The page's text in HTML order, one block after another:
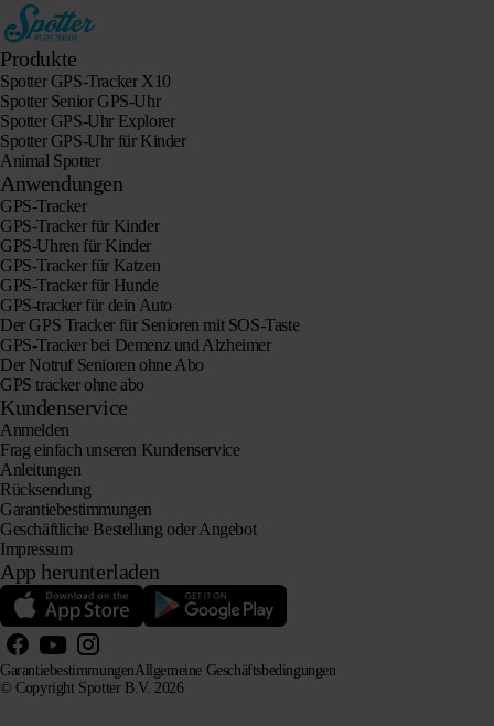
Produkte
Spotter GPS-Tracker X10
Spotter Senior GPS-Uhr
Spotter GPS-Uhr Explorer
Spotter GPS-Uhr für Kinder
Animal Spotter
Anwendungen
GPS-Tracker
GPS-Tracker für Kinder
GPS-Uhren für Kinder
GPS-Tracker für Katzen
GPS-Tracker für Hunde
GPS-tracker für dein Auto
Der GPS Tracker für Senioren mit SOS-Taste
GPS-Tracker bei Demenz und Alzheimer
Der Notruf Senioren ohne Abo
GPS tracker ohne abo
Kundenservice
Anmelden
Frag einfach unseren Kundenservice
Anleitungen
Rücksendung
Garantiebestimmungen
Geschäftliche Bestellung oder Angebot
Impressum
App herunterladen
© Copyright Spotter B.V. 2026
GarantiebestimmungenAllgemeine Geschäftsbedingungen